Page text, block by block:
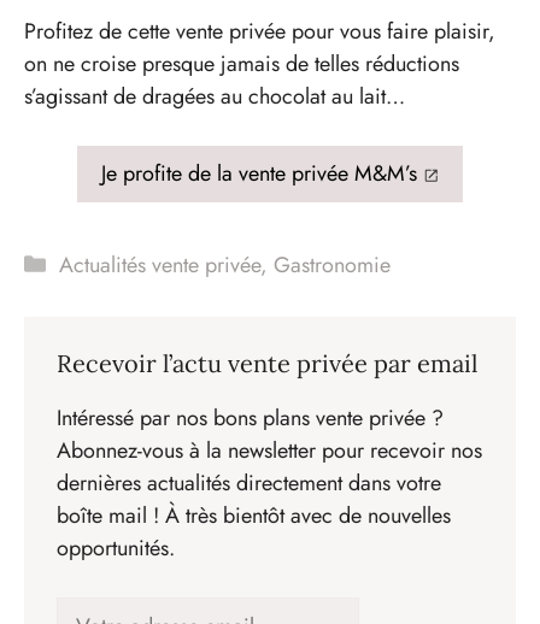
Profitez de cette vente privée pour vous faire plaisir,
on ne croise presque jamais de telles réductions
s’agissant de dragées au chocolat au lait…
Je profite de la vente privée M&M’s
Catégories
Actualités vente privée, Gastronomie
Recevoir l’actu vente privée par email
Intéressé par nos bons plans vente privée ?
Abonnez-vous à la newsletter pour recevoir nos
dernières actualités directement dans votre
boîte mail ! À très bientôt avec de nouvelles
opportunités.